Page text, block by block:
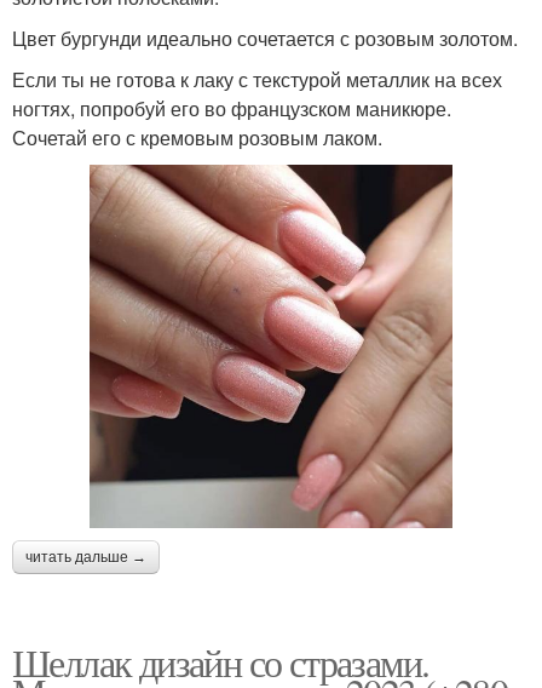
Цвет бургунди идеально сочетается с розовым золотом.
Если ты не готова к лаку с текстурой металлик на всех
ногтях, попробуй его во французском маникюре.
Сочетай его с кремовым розовым лаком.
читать дальше →
Шеллак дизайн со стразами.